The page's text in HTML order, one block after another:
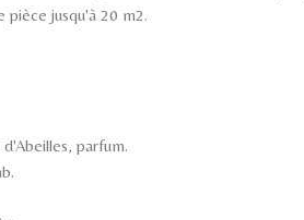
pièce jusqu'à 20 m2.
parfum.